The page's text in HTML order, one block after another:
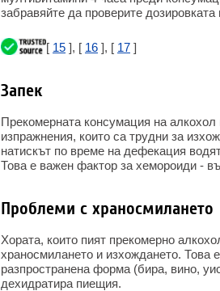
забравяйте да проверите
[ 15 ], [ 16 ], [ 17 ]
Запек
Прекомерната консумация на
изпражнения, които са трудни за
натискът по време на дефекация
Това е важен фактор за хемороиди -
Проблеми с храносмилането
Хората, които пият прекомерно
храносмилането и изхождането. Това
разпространена форма (бира, вино,
дехидратира пиещия.